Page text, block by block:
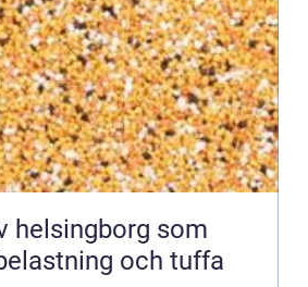
helsingborg som
och tuffa